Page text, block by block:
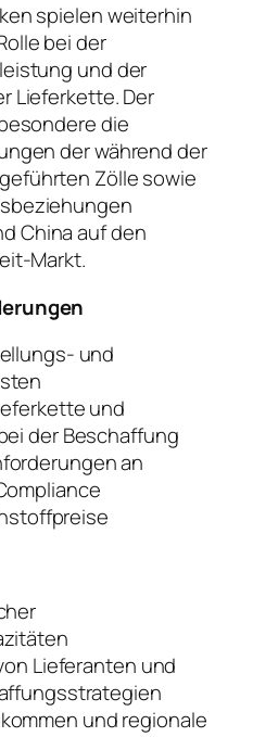
spielen weiterhin
bei der
und der
Lieferkette. Der
die
der während der
Zölle sowie
China auf den
Markt.
und
und
der Beschaffung
an
Lieferanten und
und regionale